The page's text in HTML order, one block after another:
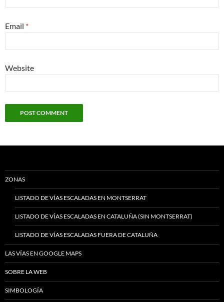
Email *
Website
ZONAS
LISTADO DE VÍAS ESCALADAS EN MONTSERRAT
LISTADO DE VÍAS ESCALADAS EN CATALUÑA (SIN MONTSERRAT)
LISTADO DE VÍAS ESCALADAS FUERA DE CATALUÑA
LAS VÍAS EN GOOGLE MAPS
SOBRE LA WEB
SIMBOLOGÍA